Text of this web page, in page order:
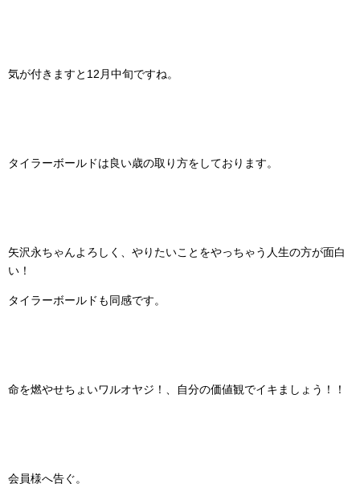
気が付きますと12月中旬ですね。
タイラーボールドは良い歳の取り方をしております。
矢沢永ちゃんよろしく、やりたいことをやっちゃう人生の方が面白
い！
タイラーボールドも同感です。
命を燃やせちょいワルオヤジ！、自分の価値観でイキましょう！！
会員様へ告ぐ。